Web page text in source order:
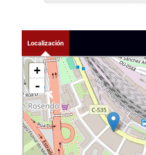
Localización
+
-